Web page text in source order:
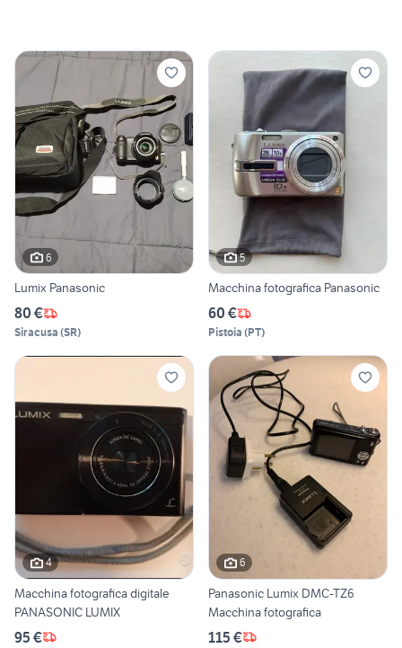
6
Lumix Panasonic
80 €
Siracusa (SR)
5
Macchina fotografica Panasonic
60 €
Pistoia (PT)
4
Macchina fotografica digitale
PANASONIC LUMIX
95 €
6
Panasonic Lumix DMC-TZ6
Macchina fotografica
115 €